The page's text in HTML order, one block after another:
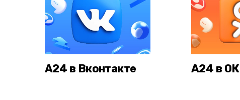
А24 в Вконтакте А24 в ОК